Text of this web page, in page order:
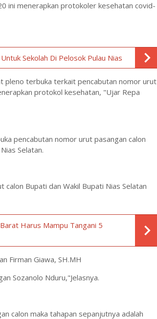
ini menerapkan protokoler kesehatan covid-
Sekolah Di Pelosok Pulau Nias
pleno terbuka terkait pencabutan nomor urut
protokol kesehatan, "Ujar Repa
pencabutan nomor urut pasangan calon
Selatan.
Bupati dan Wakil Bupati Nias Selatan
Harus Mampu Tangani 5
Firman Giawa, SH.MH
Sozanolo Nduru,"Jelasnya.
calon maka tahapan sepanjutnya adalah